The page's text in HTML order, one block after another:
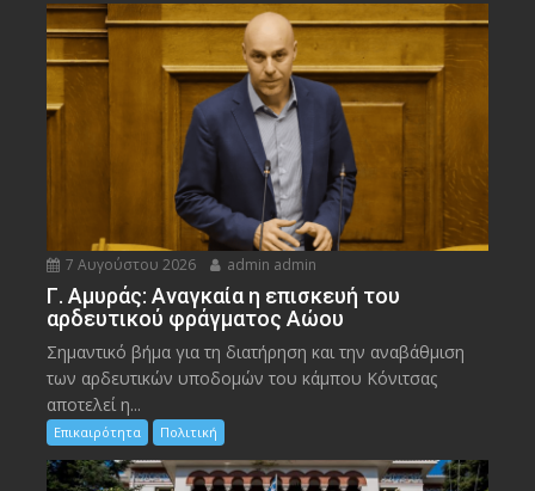
7 Αυγούστου 2026 admin admin
Γ. Αμυράς: Αναγκαία η επισκευή του
αρδευτικού φράγματος Αώου
Σημαντικό βήμα για τη διατήρηση και την αναβάθμιση
των αρδευτικών υποδομών του κάμπου Κόνιτσας
αποτελεί η...
Επικαιρότητα Πολιτική